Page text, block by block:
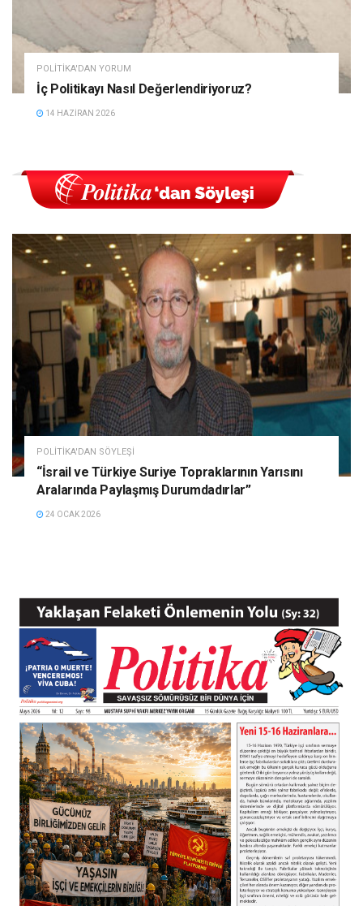
POLITIKA'DAN YORUM
İç Politikayı Nasıl Değerlendiriyoruz?
14 HAZIRAN 2026
POLITIKA'DAN SÖYLEŞI
“İsrail ve Türkiye Suriye Topraklarının Yarısını
Aralarında Paylaşmış Durumdadırlar”
24 OCAK 2026